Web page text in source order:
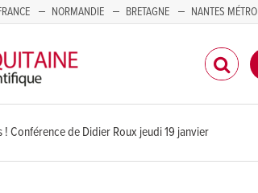
NORMANDIE BRETAGNE NANTES MÉTRO
Conférence de Didier Roux jeudi 19 janvier